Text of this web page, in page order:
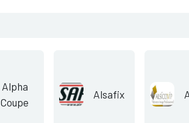
Alpha
Coupe
Alsafix